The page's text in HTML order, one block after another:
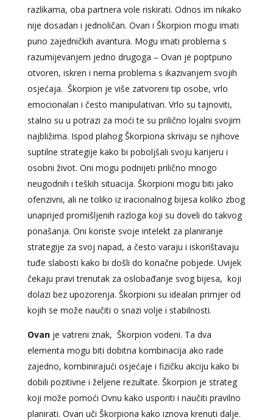
razlikama, oba partnera vole riskirati. Odnos im nikako
nije dosadan i jednoličan. Ovan i Škorpion mogu imati
puno zajedničkih avantura. Mogu imati problema s
razumijevanjem jedno drugoga – Ovan je poptpuno
otvoren, iskren i nema problema s ikazivanjem svojih
osjećaja. Škorpion je više zatvoreni tip osobe, vrlo
emocionalan i često manipulativan. Vrlo su tajnoviti,
stalno su u potrazi za moći te su prilično lojalni svojim
najbližima. Ispod plahog Škorpiona skrivaju se njihove
suptilne strategije kako bi poboljšali svoju karijeru i
osobni život. Oni mogu podnijeti prilično mnogo
neugodnih i teških situacija. Škorpioni mogu biti jako
ofenzivni, ali ne toliko iz iracionalnog bijesa koliko zbog
unaprijed promišljenih razloga koji su doveli do takvog
ponašanja. Oni koriste svoje intelekt za planiranje
strategije za svoj ​​napad, a često varaju i iskorištavaju
tuđe slabosti kako bi došli do konačne pobjede. Uvijek
čekaju pravi trenutak za oslobađanje svog ​​bijesa, koji
dolazi bez upozorenja. Škorpioni su idealan primjer od
kojih se može naučiti o snazi volje i stabilnosti.
Ovanje vatreni znak, Škorpion vodeni. Ta dva
elementa mogu biti dobitna kombinacija ako rade
zajedno, kombinirajući osjećaje i fizičku akciju kako bi
dobili pozitivne i željene rezultate. Škorpion je strateg
koji može pomoći Ovnu kako usporiti i naučiti pravilno
planirati. Ovan uči Škorpiona kako iznova krenuti dalje.